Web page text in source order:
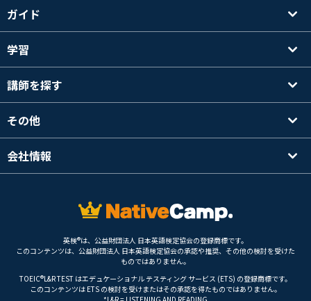
ガイド
学習
講師を探す
その他
会社情報
英検®は、公益財団法人 日本英語検定協会の登録商標です。
このコンテンツは、公益財団法人 日本英語検定協会の承認や推奨、その他の検討を受けた
ものではありません。
TOEIC®L&R TEST はエデュケーショナル テスティング サービス (ETS) の登録商標です。
このコンテンツは ETS の検討を受けまたはその承認を得たものではありません。